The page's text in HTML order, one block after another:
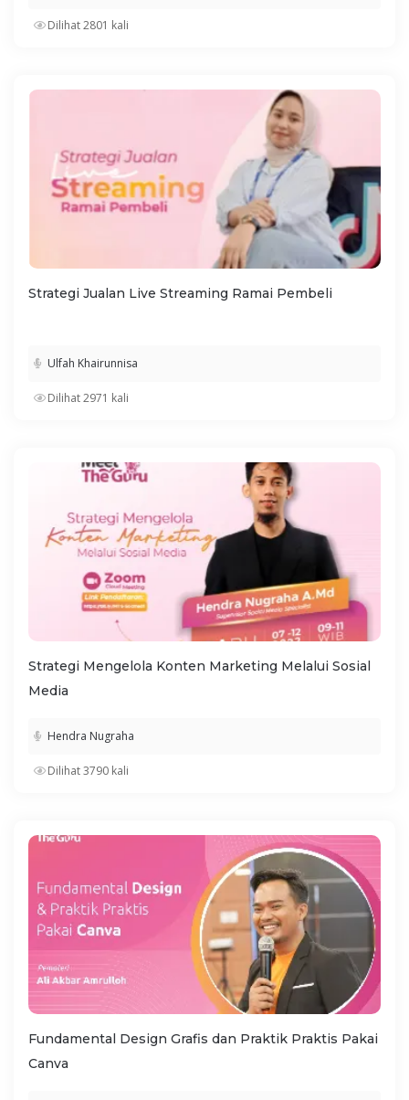
Dilihat 2801 kali
Strategi Jualan Live Streaming Ramai Pembeli
Ulfah Khairunnisa
Dilihat 2971 kali
Strategi Mengelola Konten Marketing Melalui Sosial
Media
Hendra Nugraha
Dilihat 3790 kali
Fundamental Design Grafis dan Praktik Praktis Pakai
Canva